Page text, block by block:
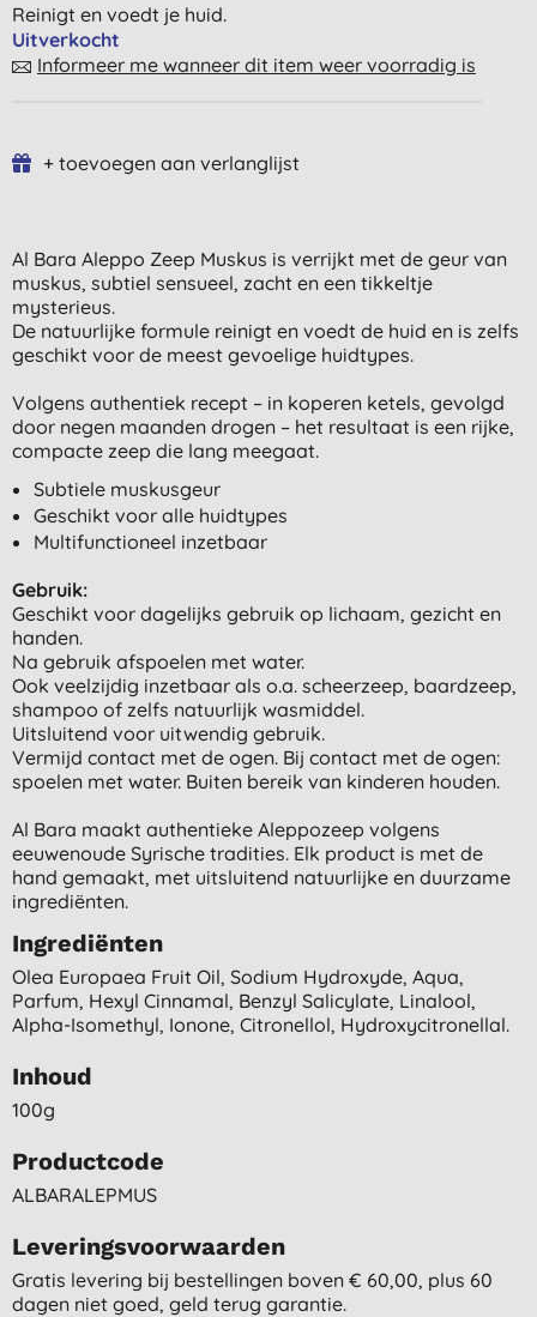
Reinigt en voedt je huid.
Uitverkocht
Informeer me wanneer dit item weer voorradig is
+ toevoegen aan verlanglijst
Al Bara Aleppo Zeep Muskus is verrijkt met de geur van
muskus, subtiel sensueel, zacht en een tikkeltje
mysterieus.
De natuurlijke formule reinigt en voedt de huid en is zelfs
geschikt voor de meest gevoelige huidtypes.
Volgens authentiek recept – in koperen ketels, gevolgd
door negen maanden drogen – het resultaat is een rijke,
compacte zeep die lang meegaat.
Subtiele muskusgeur
Geschikt voor alle huidtypes
Multifunctioneel inzetbaar
Gebruik:
Geschikt voor dagelijks gebruik op lichaam, gezicht en
handen.
Na gebruik afspoelen met water.
Ook veelzijdig inzetbaar als o.a. scheerzeep, baardzeep,
shampoo of zelfs natuurlijk wasmiddel.
Uitsluitend voor uitwendig gebruik.
Vermijd contact met de ogen. Bij contact met de ogen:
spoelen met water. Buiten bereik van kinderen houden.
Al Bara maakt authentieke Aleppozeep volgens
eeuwenoude Syrische tradities. Elk product is met de
hand gemaakt, met uitsluitend natuurlijke en duurzame
ingrediënten.
Ingrediënten
Olea Europaea Fruit Oil, Sodium Hydroxyde, Aqua,
Parfum, Hexyl Cinnamal, Benzyl Salicylate, Linalool,
Alpha-Isomethyl, Ionone, Citronellol, Hydroxycitronellal.
Inhoud
100g
Productcode
ALBARALEPMUS
Leveringsvoorwaarden
Gratis levering bij bestellingen boven € 60,00, plus 60
dagen niet goed, geld terug garantie.